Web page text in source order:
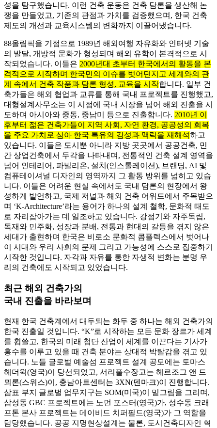
성을 탐구했습니다. 이런 건축 운동은 건축 담론을 생산해 논
쟁을 만들었고, 기존의 관점과 가치를 검증했으며, 한국 건축
제도의 개선과 교육시스템의 변화까지 이끌어냈습니다.
88올림픽을 기점으로 1989년 해외여행 자유화와 인터넷 기술
의 발달, 개방적 문화가 형성되며 해외 유학이 본격적으로 시
작되었습니다. 이들은 2000년대 초부터 한국에서의 활동을 본
격적으로 시작하며 한국민의 이슈를 벗어던지고 세계와의 관
계 속에서 건축 작품과 담론 형성, 교육을 시작합니다. 일부 건
축가들은 해외 협업과 교류를 통해 국내 프로젝트를 진행했고,
대형설계사무소는 이 시점에 국내 시장을 넘어 해외 진출을 시
도하며 아시아와 중동, 중남미 등으로 진출합니다. 2010년 이
후부터 젊은 건축가들이 지역 사회, 자연 환경, 공공성의 회복
을 주요 가치로 삼아 한국 특유의 감성과 맥락을 재해석하고
있습니다. 이들은 도시뿐 아니라 지방 곳곳에서 공공건축, 민
간 상업건축에서 두각을 나타내며, 전통적인 건축 설계 영역을
넘어 인테리어, 파빌리온, 설치(인스톨레이션), 브랜딩, AI 및
컴퓨테이셔널 디자인의 영역까지 그 활동 방위를 넓히고 있습
니다. 이들은 어려운 현실 속에서도 국내 담론의 현장에서 왕
성하게 발언하고, 국제 저널과 해외 건축 어워드에서 주목받으
며 ‘K-Architecture’라는 용어가 하나의 설계 철학, 문화적 태도
로 자리잡아가는 데 일조하고 있습니다. 강점기와 자주독립,
독재와 민주화, 성장과 분배, 전통과 현대의 갈등을 겪지 않은
세대가 출현하며 한국은 비로소 문화적 콤플렉스에서 벗어나
이 시대와 우리 사회의 문제 그리고 가능성에 스스로 집중하기
시작한 것입니다. 자각과 자유를 통한 자생적 변화는 분명 우
리의 건축에도 시작되고 있었습니다.
최근 해외 건축가의
국내 진출을 바라보며
현재 한국 건축계에서 대두되는 화두 중 하나는 해외 건축가의
한국 진출일 것입니다. “K”로 시작하는 모든 문화 장르가 세계
를 휩쓸고, 한국의 미래 첨단 산업이 세계를 이끈다는 기사가
홍수를 이루고 있을 때 건축 분야는 상대적 박탈감을 겪고 있
습니다. 노들 글로벌 예술섬 프로젝트 설계 공모에는 토마스
헤더윅(영국)이 당선되었고, 서리풀수장고는 헤르조그 앤 드
뫼론(스위스)이, 충남아트센터는 3XN(덴마크)이 진행합니다.
삼표 부지 글로벌 업무지구는 SOM(미국)이 밑그림을 그리며,
삼성동 GBC 프로젝트에는 노먼 포스터(영국)가, 성수동 크래
프톤 본사 프로젝트는 데이비드 치퍼필드(영국)가 그 역할을
담당했습니다. 공공 지명현상설계는 물론, 도시건축디자인 혁